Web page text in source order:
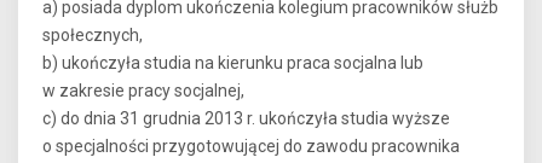
a) posiada dyplom ukończenia kolegium pracowników służb
społecznych,
b) ukończyła studia na kierunku praca socjalna lub
w zakresie pracy socjalnej,
c) do dnia 31 grudnia 2013 r. ukończyła studia wyższe
o specjalności przygotowującej do zawodu pracownika